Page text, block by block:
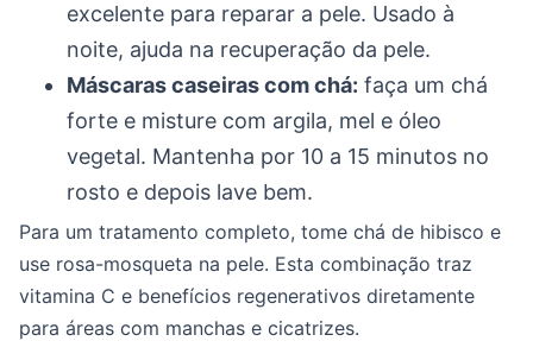
excelente para reparar a pele. Usado à
noite, ajuda na recuperação da pele.
Máscaras caseiras com chá: faça um chá
forte e misture com argila, mel e óleo
vegetal. Mantenha por 10 a 15 minutos no
rosto e depois lave bem.
Para um tratamento completo, tome chá de hibisco e
use rosa-mosqueta na pele. Esta combinação traz
vitamina C e benefícios regenerativos diretamente
para áreas com manchas e cicatrizes.